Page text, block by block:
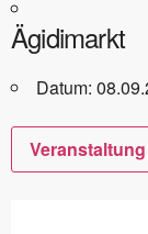
Ägidimarkt
Datum: